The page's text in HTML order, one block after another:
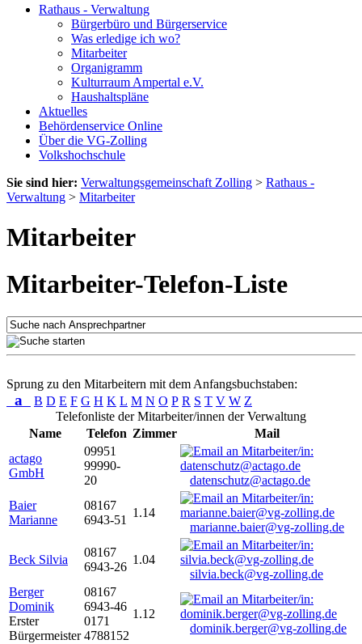
Rathaus - Verwaltung
Bürgerbüro und Bürgerservice
Was erledige ich wo?
Mitarbeiter
Organigramm
Kulturraum Ampertal e.V.
Haushaltspläne
Aktuelles
Behördenservice Online
Über die VG-Zolling
Volkshochschule
Sie sind hier: Verwaltungsgemeinschaft Zolling > Rathaus -
Verwaltung > Mitarbeiter
Mitarbeiter
Mitarbeiter-Telefon-Liste
Sprung zu den Mitarbeitern mit dem Anfangsbuchstaben:
a B D E F G H K L M N O P R S T V W Z
Telefonliste der Mitarbeiter/innen der Verwaltung
Name
Telefon Zimmer
Mail
actago
GmbH
09951
99990-
20
datenschutz@actago.de
Baier
Marianne
08167
6943-51
1.14
marianne.baier@vg-zolling.de
Beck Silvia
08167
6943-26
1.04
silvia.beck@vg-zolling.de
Berger
Dominik
Erster
Bürgermeister
08167
6943-46
0171
4788152
1.12
dominik.berger@vg-zolling.de